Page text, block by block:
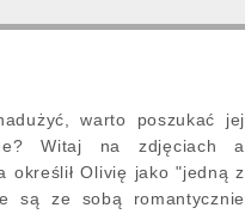
warto poszukać jej
Witaj na zdjęciach a
określił Olivię jako "jedną z
są ze sobą romantycznie